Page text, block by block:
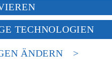
den USA durch Facebook und
des Art. 49 Abs. 1 Satz 1 lit.
Der EuGH sieht die USA als
Datenschutzniveau an. Es
TECHNOLOGIEN
ÄNDERN